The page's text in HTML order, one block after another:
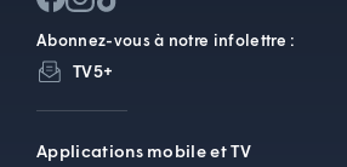
Abonnez-vous à notre infolettre :
TV5+
Applications mobile et TV